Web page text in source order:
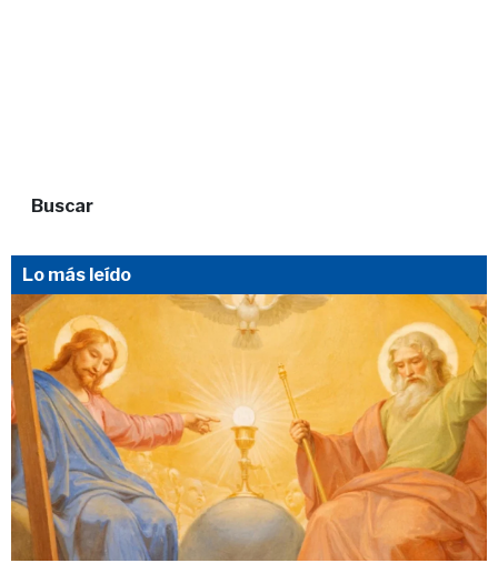
Buscar
Lo más leído